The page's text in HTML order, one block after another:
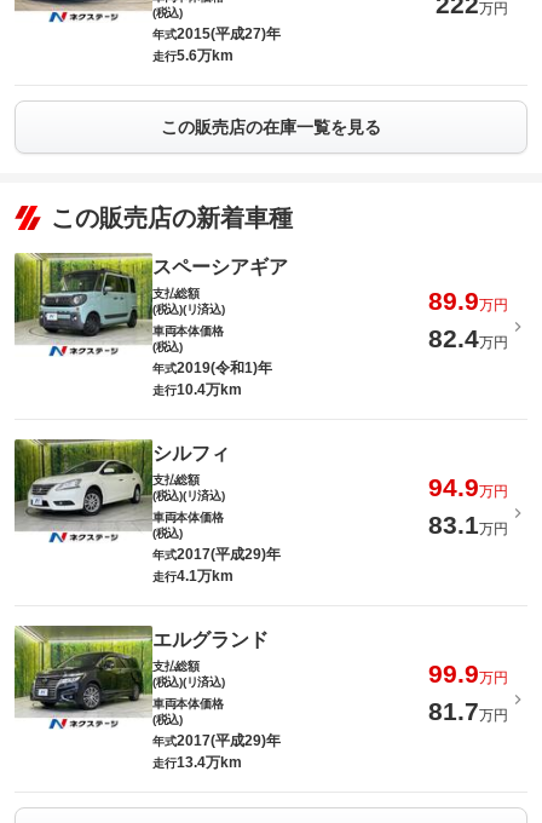
(税込)
万円
年式2015(平成27)年
走行5.6万km
この販売店の在庫一覧を見る
この販売店の新着車種
スペーシアギア
支払総額
(税込)(リ済込)
89.9万円
車両本体価格
(税込)
82.4万円
年式2019(令和1)年
走行10.4万km
シルフィ
支払総額
(税込)(リ済込)
94.9万円
車両本体価格
(税込)
83.1万円
年式2017(平成29)年
走行4.1万km
エルグランド
支払総額
(税込)(リ済込)
99.9万円
車両本体価格
(税込)
81.7万円
年式2017(平成29)年
走行13.4万km